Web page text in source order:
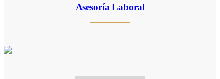
Asesoría Laboral